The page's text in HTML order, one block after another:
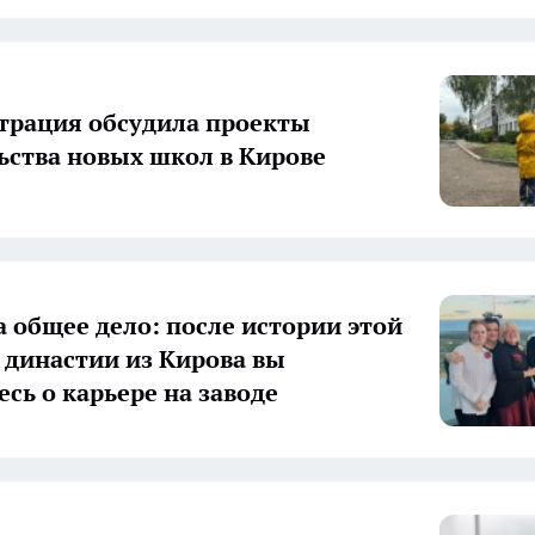
обсудила проекты
новых школ в Кирове
общее дело: после истории этой
из Кирова вы
о карьере на заводе